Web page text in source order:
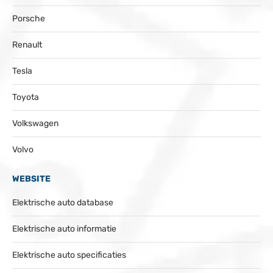
Porsche
Renault
Tesla
Toyota
Volkswagen
Volvo
WEBSITE
Elektrische auto database
Elektrische auto informatie
Elektrische auto specificaties